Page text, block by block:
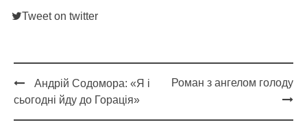
Tweet on twitter
Post
navigation
Андрій Содомора: «Я і
сьогодні йду до Горація»
Роман з ангелом голоду